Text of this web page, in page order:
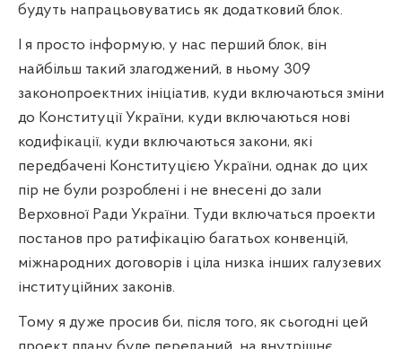
будуть напрацьовуватись як додатковий блок.
І я просто інформую, у нас перший блок, він
найбільш такий злагоджений, в ньому 309
законопроектних ініціатив, куди включаються зміни
до Конституції України, куди включаються нові
кодифікації, куди включаються закони, які
передбачені Конституцією України, однак до цих
пір не були розроблені і не внесені до зали
Верховної Ради України. Туди включаться проекти
постанов про ратифікацію багатьох конвенцій,
міжнародних договорів і ціла низка інших галузевих
інституційних законів.
Тому я дуже просив би, після того, як сьогодні цей